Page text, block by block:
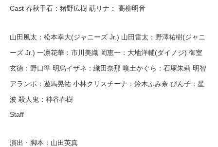
Cast 春秋千石：猪野広樹 莇リナ： 高柳明音
山田風太：松本幸大(ジャニーズ Jr.) 山田雷太：野澤祐樹(ジャニ
ーズ Jr.) 一凛花華：市川美織 岡恵一：大地洋輔(ダイノジ) 御室
玄徳：野口準 明烏イザネ：織田奈那 嗅土かぐら：石塚朱莉 明智
アランポ：遊馬晃祐 小林クリスチーナ：鈴木ふみ奈 びん子：星
波 殺人鬼：神谷春樹
Staff
演出・脚本：山田英真